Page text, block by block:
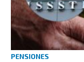
PENSIONES